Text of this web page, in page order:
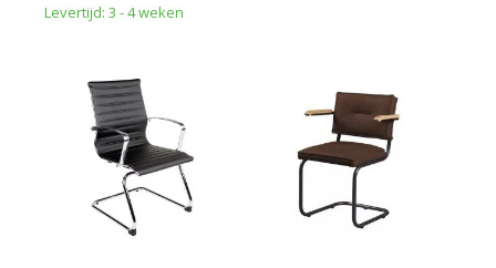
Levertijd: 3 - 4 weken